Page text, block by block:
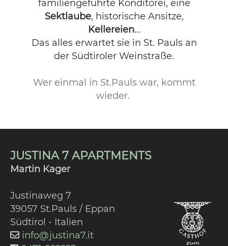
familiengeführte Konditorei, eine
Sektlaube, historische Ansitze,
Kellereien...
Das alles erwartet sie in St. Pauls an
der Südtiroler Weinstraße.
Wer einmal in St.Pauls war, kommt
wieder.
JUSTINA 7 APARTMENTS
Martin Kager
Justinaweg 7
39057 St.Pauls / Eppan
Südtirol - Italien
info@justina7.it